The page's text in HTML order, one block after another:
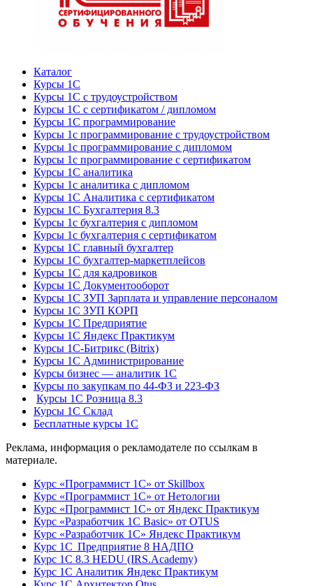
Каталог
Курсы 1С
Курсы 1С с трудоустройством
Курсы 1С с сертификатом / дипломом
Курсы 1С программирование
Курсы 1с программирование с трудоустройством
Курсы 1с программирование с дипломом
Курсы 1с программирование с сертификатом
Курсы 1С аналитика
Курсы 1с аналитика с дипломом
Курсы 1С Аналитика с сертификатом
Курсы 1С Бухгалтерия 8.3
Курсы 1с бухгалтерия с дипломом
Курсы 1с бухгалтерия с сертификатом
Курсы 1С главный бухгалтер
Курсы 1С бухгалтер-маркетплейсов
Курсы 1С для кадровиков
Курсы 1С Документооборот
Курсы 1С ЗУП Зарплата и управление персоналом
Курсы 1С ЗУП КОРП
Курсы 1С Предприятие
Курсы 1С Яндекс Практикум
Курсы 1С-Битрикс (Bitrix)
Курсы 1С Администрирование
Курсы бизнес — аналитик 1С
Курсы по закупкам по 44‑ФЗ и 223‑ФЗ
Курсы 1С Розница 8.3
Курсы 1С Склад
Бесплатные курсы 1С
Реклама, информация о рекламодателе по ссылкам в
материале.
Курс «Программист 1С» от Skillbox
Курс «Программист 1С» от Нетологии
Курс «Программист 1С» от Яндекс Практикум
Курс «Разработчик 1С Basic» от OTUS
Курс «Разработчик 1С» Яндекс Практикум
Курс 1С Предприятие 8 НАДПО
Курс 1С 8.3 HEDU (IRS.Academy)
Курс 1С Аналитик Яндекс Практикум